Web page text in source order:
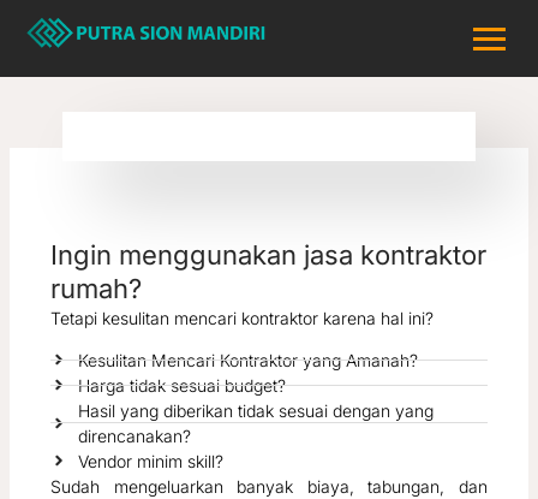
Lewati
konten
Ingin menggunakan jasa kontraktor
rumah?
Tetapi kesulitan mencari kontraktor karena hal ini?
Kesulitan Mencari Kontraktor yang Amanah?
Harga tidak sesuai budget?
Hasil yang diberikan tidak sesuai dengan yang
direncanakan?
Vendor minim skill?
Sudah mengeluarkan banyak biaya, tabungan, dan